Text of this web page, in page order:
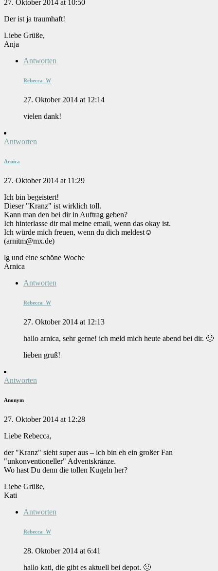
27. Oktober 2014 at 10:50
Der ist ja traumhaft!
Liebe Grüße,
Anja
Antworten
Rebecca_W
27. Oktober 2014 at 12:14
vielen dank!
Antworten
Arnica
27. Oktober 2014 at 11:29
Ich bin begeistert!
Dieser "Kranz" ist wirklich toll.
Kann man den bei dir in Auftrag geben?
Ich hinterlasse dir mal meine email, wenn das okay ist.
Ich würde mich freuen, wenn du dich meldest☺
(arnitm@mx.de)
lg und eine schöne Woche
Arnica
Antworten
Rebecca_W
27. Oktober 2014 at 12:13
hallo arnica, sehr gerne! ich meld mich heute abend bei dir. 🙂
lieben gruß!
Antworten
Anonym
27. Oktober 2014 at 12:28
Liebe Rebecca,
der "Kranz" sieht super aus – ich bin eh ein großer Fan
"unkonventioneller" Adventskränze.
Wo hast Du denn die tollen Kugeln her?
Liebe Grüße,
Kati
Antworten
Rebecca_W
28. Oktober 2014 at 6:41
hallo kati, die gibt es aktuell bei depot. 🙂